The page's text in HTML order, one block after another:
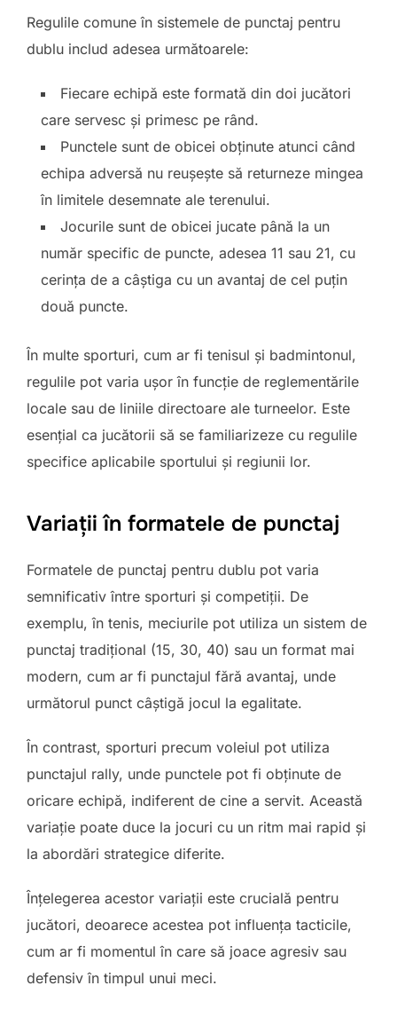
Regulile comune în sistemele de punctaj pentru
dublu includ adesea următoarele:
Fiecare echipă este formată din doi jucători
care servesc și primesc pe rând.
Punctele sunt de obicei obținute atunci când
echipa adversă nu reușește să returneze mingea
în limitele desemnate ale terenului.
Jocurile sunt de obicei jucate până la un
număr specific de puncte, adesea 11 sau 21, cu
cerința de a câștiga cu un avantaj de cel puțin
două puncte.
În multe sporturi, cum ar fi tenisul și badmintonul,
regulile pot varia ușor în funcție de reglementările
locale sau de liniile directoare ale turneelor. Este
esențial ca jucătorii să se familiarizeze cu regulile
specifice aplicabile sportului și regiunii lor.
Variații în formatele de punctaj
Formatele de punctaj pentru dublu pot varia
semnificativ între sporturi și competiții. De
exemplu, în tenis, meciurile pot utiliza un sistem de
punctaj tradițional (15, 30, 40) sau un format mai
modern, cum ar fi punctajul fără avantaj, unde
următorul punct câștigă jocul la egalitate.
În contrast, sporturi precum voleiul pot utiliza
punctajul rally, unde punctele pot fi obținute de
oricare echipă, indiferent de cine a servit. Această
variație poate duce la jocuri cu un ritm mai rapid și
la abordări strategice diferite.
Înțelegerea acestor variații este crucială pentru
jucători, deoarece acestea pot influența tacticile,
cum ar fi momentul în care să joace agresiv sau
defensiv în timpul unui meci.